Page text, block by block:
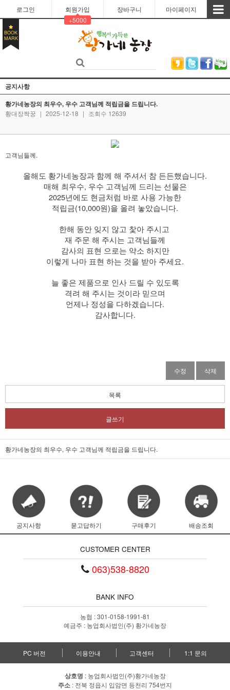
로그인
회원가입
+5000
장바구니 마이페이지
BOOK
MARK
공지사항
황가네농장의 최우수, 우수 고객님께 적립금을 드립니다.
황대장짝꿍 | 2025-12-18 | 조회수 12639
고객님들께.
올해도 황가네농장과 함께 해 주셔서 참 든든했습니다.
매해 최우수, 우수 고객님께 드리는 선물은
2025년에도 현금처럼 바로 사용 가능한
적립금(10,000원)을 올려 놓았습니다.
한해 동안 잊지 않고 찿아 주시고
재 주문 해 주시는 고객님들께
감사의 표현 으로는 약소 하지만
이렇게 나마 표현 하는 것을 받아 주세요.
늘 좋은 제품으로 인사 드릴 수 있도록
격려 해 주시는 것이라 믿으며
언제나 정성을 다하겠습니다.
감사합니다.
수정 삭제
목록
글쓰기
황가네농장의 최우수, 우수 고객님께 적립금을 드립니다.
공지사항 묻고답하기 구매후기 배송조회
CUSTOMER CENTER
063)538-8820
BANK INFO
농협 : 301-0158-1991-81
예금주 : 농업회사법인(주) 황가네농장
PC 버전 이용안내 고객센터 1:1 문의
상호명 : 농업회사법인(주)황가네농장
주소 : 전북 정읍시 입암면 등천리 754번지